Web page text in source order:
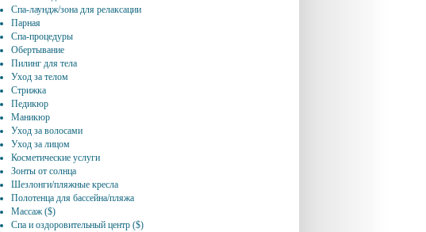
Спа-лаундж/зона для релаксации
Парная
Спа-процедуры
Обертывание
Пилинг для тела
Уход за телом
Стрижка
Педикюр
Маникюр
Уход за волосами
Уход за лицом
Косметические услуги
Зонты от солнца
Шезлонги/пляжные кресла
Полотенца для бассейна/пляжа
Массаж ($)
Спа и оздоровительный центр ($)